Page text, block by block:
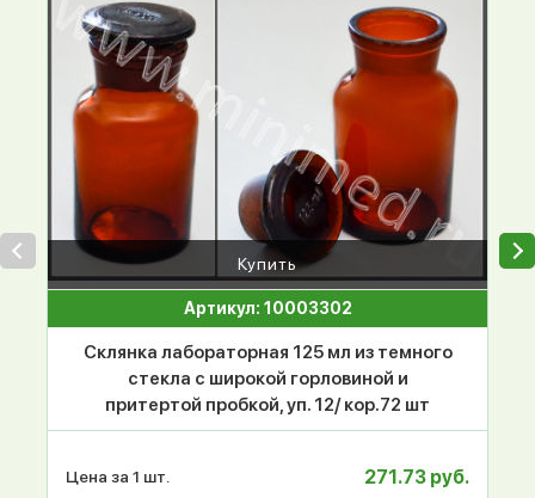
Купить
Артикул: 10003302
Склянка лабораторная 125 мл из темного
стекла с широкой горловиной и
притертой пробкой, уп. 12/ кор.72 шт
Цена за 1 шт. 271.73 руб.